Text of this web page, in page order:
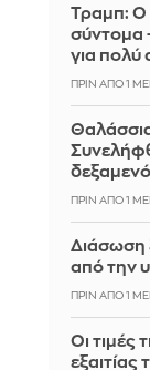
Τραμπ: Ο
σύντομα
για πολύ
ΠΡΙΝ ΑΠΌ 1
ΠΡΙΝ ΑΠΌ 1
Διάσωση
από την
ΠΡΙΝ ΑΠΌ 1
Οι τιμές